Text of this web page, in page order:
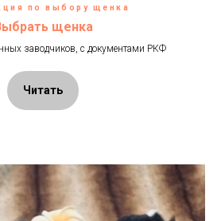
по выбору щенка
щенка
заводчиков, с документами РКФ
Читать